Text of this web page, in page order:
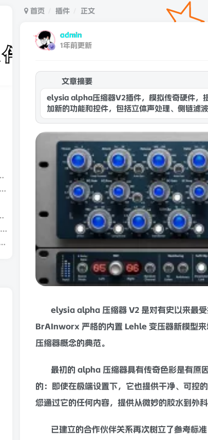
首页 插件 正文
admin
1年前更新
文章摘要
elysia alpha压缩器V2插件，模拟传奇硬件，
加新的功能和控件，包括立体声处理、侧链滤
elysia alpha 压缩器 V2 是对有史以来最
BrAInworx 严格的内置 Lehle 变压器新模型
压缩器概念的典范。
最初的 alpha 压缩器具有传奇色彩是有原
的：即使在极端设置下，它也提供干净、可控
您通过它的任何内容，提供从微妙的胶水到外
已建立的合作伙伴关系再次树立了参考标准